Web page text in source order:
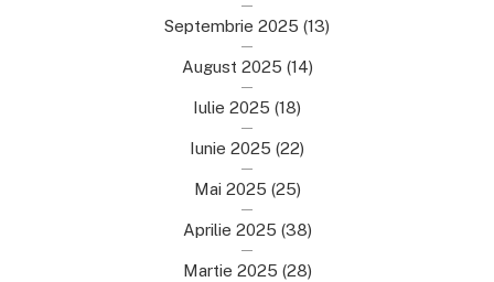
Septembrie 2025 (13)
August 2025 (14)
Iulie 2025 (18)
Iunie 2025 (22)
Mai 2025 (25)
Aprilie 2025 (38)
Martie 2025 (28)